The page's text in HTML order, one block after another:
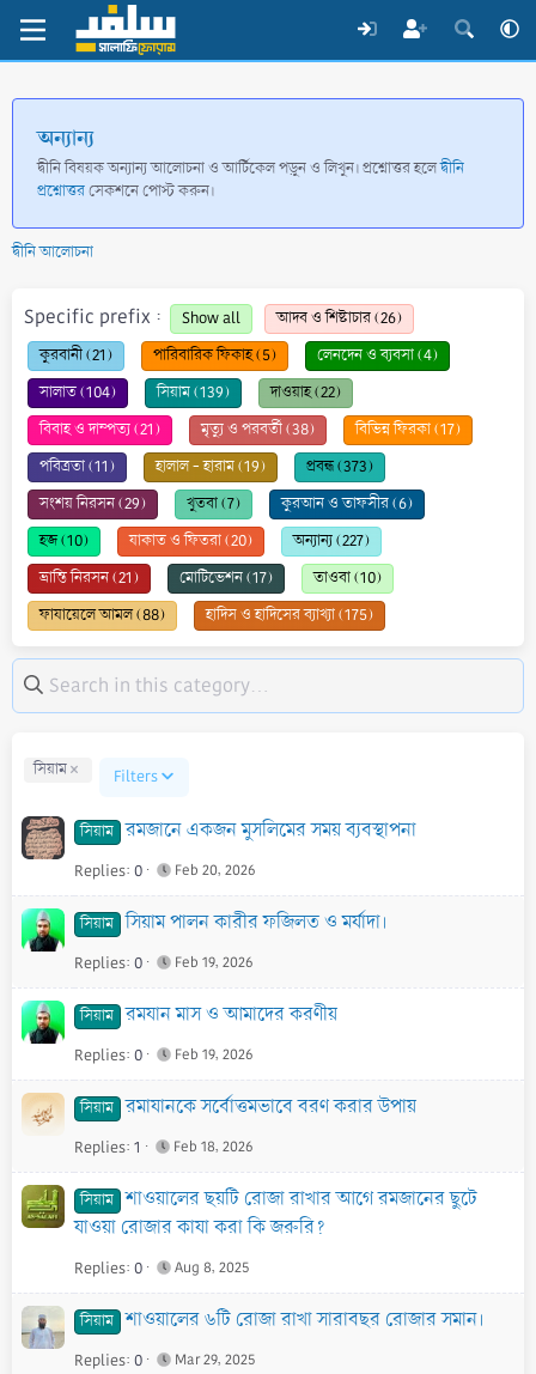
অন্যান্য
দ্বীনি বিষয়ক অন্যান্য আলোচনা ও আর্টিকেল পড়ুন ও লিখুন। প্রশ্নোত্তর হলেদ্বীনি
প্রশ্নোত্তরসেকশনে পোস্ট করুন।
দ্বীনি আলোচনা
Specific prefix : Show all
আদব ও শিষ্টাচার (26)
কুরবানী (21)
পারিবারিক ফিকাহ (5)
লেনদেন ও ব্যবসা (4)
সালাত (104)
সিয়াম (139)
দাওয়াহ (22)
বিবাহ ও দাম্পত্য (21)
মৃত্যু ও পরবর্তী (38)
বিভিন্ন ফিরকা (17)
পবিত্রতা (11)
হালাল - হারাম (19)
প্রবন্ধ (373)
সংশয় নিরসন (29)
খুতবা (7)
কুরআন ও তাফসীর (6)
হজ (10)
যাকাত ও ফিতরা (20)
অন্যান্য (227)
ভ্রান্তি নিরসন (21)
মোটিভেশন (17)
তাওবা (10)
ফাযায়েলে আমল (88)
হাদিস ও হাদিসের ব্যাখ্যা (175)
সিয়াম Filters
সিয়াম রমজানে একজন মুসলিমের সময় ব্যবস্থাপনা
Replies 0 Feb 20, 2026
সিয়াম সিয়াম পালন কারীর ফজিলত ও মর্যাদা।
Replies 0 Feb 19, 2026
সিয়াম রমযান মাস ও আমাদের করণীয়
Replies 0 Feb 19, 2026
সিয়াম রমাযানকে সর্বোত্তমভাবে বরণ করার উপায়
Replies 1 Feb 18, 2026
সিয়াম শাওয়ালের ছয়টি রোজা রাখার আগে রমজানের ছুটে
যাওয়া রোজার কাযা করা কি জরুরি?
Replies 0 Aug 8, 2025
সিয়াম শাওয়ালের ৬টি রোজা রাখা সারাবছর রোজার সমান।
Replies 0 Mar 29, 2025